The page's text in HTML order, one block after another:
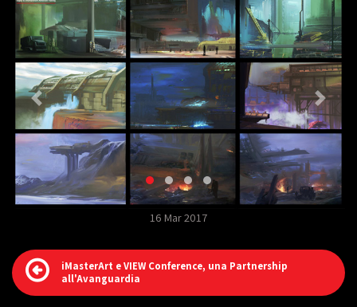
16 Mar 2017
iMasterArt e VIEW Conference, una Partnership
all'Avanguardia